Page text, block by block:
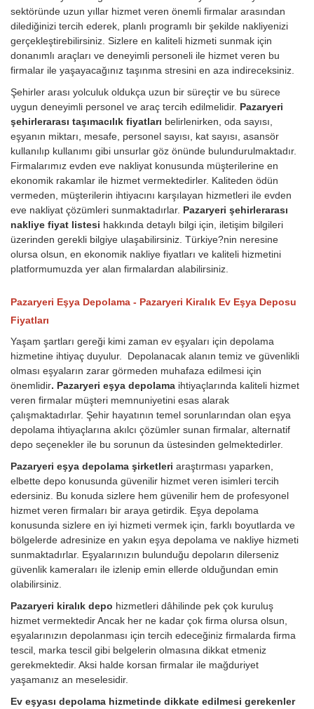
sektöründe uzun yıllar hizmet veren önemli firmalar arasından
dilediğinizi tercih ederek, planlı programlı bir şekilde nakliyenizi
gerçekleştirebilirsiniz. Sizlere en kaliteli hizmeti sunmak için
donanımlı araçları ve deneyimli personeli ile hizmet veren bu
firmalar ile yaşayacağınız taşınma stresini en aza indireceksiniz.
Şehirler arası yolculuk oldukça uzun bir süreçtir ve bu sürece
uygun deneyimli personel ve araç tercih edilmelidir. Pazaryeri
şehirlerarası taşımacılık fiyatları belirlenirken, oda sayısı,
eşyanın miktarı, mesafe, personel sayısı, kat sayısı, asansör
kullanılıp kullanımı gibi unsurlar göz önünde bulundurulmaktadır.
Firmalarımız evden eve nakliyat konusunda müşterilerine en
ekonomik rakamlar ile hizmet vermektedirler. Kaliteden ödün
vermeden, müşterilerin ihtiyacını karşılayan hizmetleri ile evden
eve nakliyat çözümleri sunmaktadırlar. Pazaryeri şehirlerarası
nakliye fiyat listesi hakkında detaylı bilgi için, iletişim bilgileri
üzerinden gerekli bilgiye ulaşabilirsiniz. Türkiye?nin neresine
olursa olsun, en ekonomik nakliye fiyatları ve kaliteli hizmetini
platformumuzda yer alan firmalardan alabilirsiniz.
Pazaryeri Eşya Depolama - Pazaryeri Kiralık Ev Eşya Deposu
Fiyatları
Yaşam şartları gereği kimi zaman ev eşyaları için depolama
hizmetine ihtiyaç duyulur. Depolanacak alanın temiz ve güvenlikli
olması eşyaların zarar görmeden muhafaza edilmesi için
önemlidir. Pazaryeri eşya depolama ihtiyaçlarında kaliteli hizmet
veren firmalar müşteri memnuniyetini esas alarak
çalışmaktadırlar. Şehir hayatının temel sorunlarından olan eşya
depolama ihtiyaçlarına akılcı çözümler sunan firmalar, alternatif
depo seçenekler ile bu sorunun da üstesinden gelmektedirler.
Pazaryeri eşya depolama şirketleri araştırması yaparken,
elbette depo konusunda güvenilir hizmet veren isimleri tercih
edersiniz. Bu konuda sizlere hem güvenilir hem de profesyonel
hizmet veren firmaları bir araya getirdik. Eşya depolama
konusunda sizlere en iyi hizmeti vermek için, farklı boyutlarda ve
bölgelerde adresinize en yakın eşya depolama ve nakliye hizmeti
sunmaktadırlar. Eşyalarınızın bulunduğu depoların dilerseniz
güvenlik kameraları ile izlenip emin ellerde olduğundan emin
olabilirsiniz.
Pazaryeri kiralık depo hizmetleri dâhilinde pek çok kuruluş
hizmet vermektedir Ancak her ne kadar çok firma olursa olsun,
eşyalarınızın depolanması için tercih edeceğiniz firmalarda firma
tescil, marka tescil gibi belgelerin olmasına dikkat etmeniz
gerekmektedir. Aksi halde korsan firmalar ile mağduriyet
yaşamanız an meselesidir.
Ev eşyası depolama hizmetinde dikkate edilmesi gerekenler